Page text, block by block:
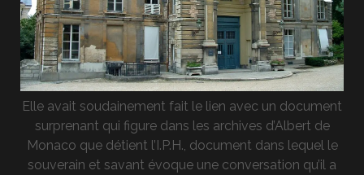
Elle avait soudainement fait le lien avec un document
surprenant qui figure dans les archives d’Albert de
Monaco que détient l’I.P.H., document dans lequel le
souverain et savant évoque une conversation qu’il a